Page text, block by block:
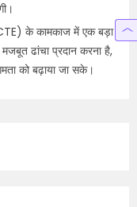
के कामकाज में एक बड़ा
ढांचा प्रदान करना है,
को बढ़ाया जा सके।